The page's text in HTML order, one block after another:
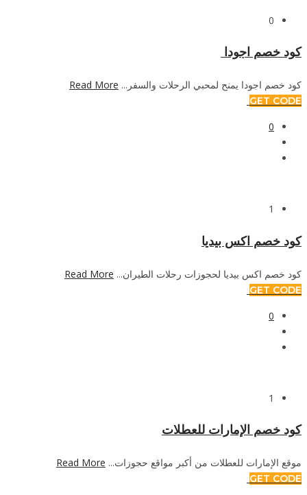
0
كود خصم اجودا
كود خصم اجودا يمنح لمحبي الرحلات والسفر... Read More
GET CODE
0
1
كود خصم اكس بيديا
كود خصم اكس بيديا لحجوزات رحلات الطيران... Read More
GET CODE
0
1
كود خصم الإمارات للعطلات
موقع الإمارات للعطلات من أكبر مواقع حجوزات... Read More
GET CODE